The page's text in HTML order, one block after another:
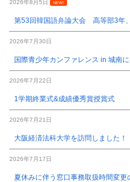
2026年8月5日 NEW!
第53回韓国語弁論大会 高等部3年
2026年7月30日
国際青少年カンファレンス in 城南に
2026年7月22日
1学期終業式&成績優秀賞授賞式
2026年7月21日
大阪経済法科大学を訪問しました！
2026年7月17日
夏休みに伴う窓口事務取扱時間変更